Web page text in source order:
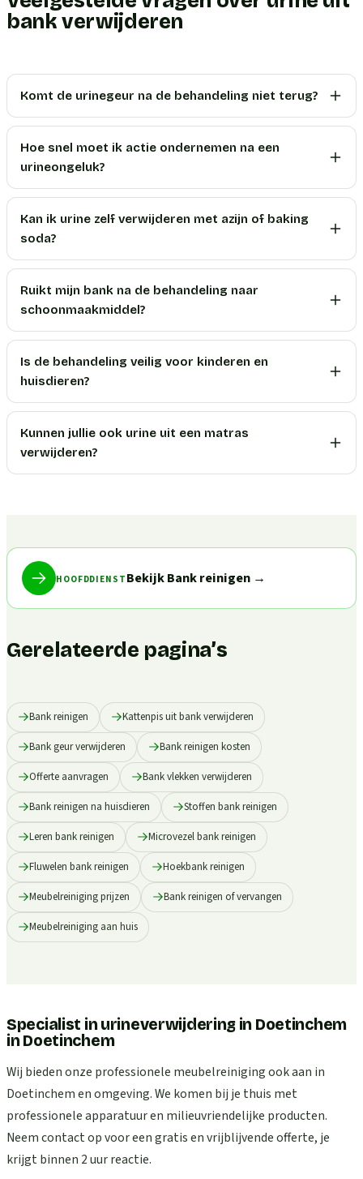
bank verwijderen
Komt de urinegeur na de behandeling niet terug?
Hoe snel moet ik actie ondernemen na een
urineongeluk?
Kan ik urine zelf verwijderen met azijn of baking
soda?
Ruikt mijn bank na de behandeling naar
schoonmaakmiddel?
Is de behandeling veilig voor kinderen en
huisdieren?
Kunnen jullie ook urine uit een matras
verwijderen?
HOOFDDIENST Bekijk Bank reinigen→
Gerelateerde pagina’s
Bank reinigen Kattenpis uit bank verwijderen
Bank geur verwijderen Bank reinigen kosten
Offerte aanvragen Bank vlekken verwijderen
Bank reinigen na huisdieren Stoffen bank reinigen
Leren bank reinigen Microvezel bank reinigen
Fluwelen bank reinigen Hoekbank reinigen
Meubelreiniging prijzen Bank reinigen of vervangen
Meubelreiniging aan huis
Specialist in urineverwijdering in Doetinchem
inDoetinchem
Wij bieden onze professionele meubelreiniging ook aan in
Doetinchem en omgeving. We komen bij je thuis met
professionele apparatuur en milieuvriendelijke producten.
Neem contact op voor een gratis en vrijblijvende offerte, je
krijgt binnen 2 uur reactie.